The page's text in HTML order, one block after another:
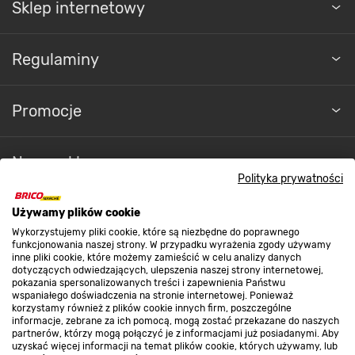
Polityka prywatności
Używamy plików cookie
Wykorzystujemy pliki cookie, które są niezbędne do poprawnego
funkcjonowania naszej strony. W przypadku wyrażenia zgody używamy
inne pliki cookie, które możemy zamieścić w celu analizy danych
dotyczących odwiedzających, ulepszenia naszej strony internetowej,
pokazania spersonalizowanych treści i zapewnienia Państwu
wspaniałego doświadczenia na stronie internetowej. Ponieważ
korzystamy również z plików cookie innych firm, poszczególne
informacje, zebrane za ich pomocą, mogą zostać przekazane do naszych
partnerów, którzy mogą połączyć je z informacjami już posiadanymi. Aby
uzyskać więcej informacji na temat plików cookie, których używamy, lub
Sklep internetowy
Regulaminy
Promocje
Nasze sklepy
O nas
Kontakt do sklepu
Strefa biznesu